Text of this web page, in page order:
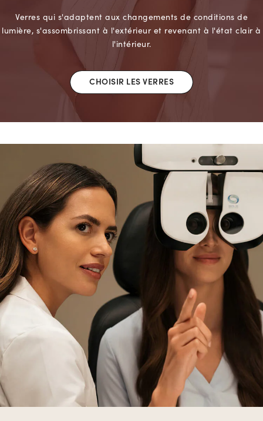
Verres qui s'adaptent aux changements de conditions de
lumière, s'assombrissant à l'extérieur et revenant à l'état clair à
l'intérieur.
CHOISIR LES VERRES